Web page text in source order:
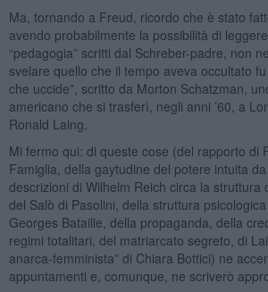
Ma, tornando a Freud, ricordo che è stato
avendo probabilmente la possibilità di
“pedagogia” scritti dal Schreber-padre, non
svelare quello che il tempo aveva occultato
che uccide”, scritto da Morton Schatzman,
americano che si trasferì, negli anni ’60, a
Ronald Laing.
Mi fermo qui: di queste cose (del rapporto di
Famiglia, della gaytudine del potere intuita
descrizioni di Wilhelm Reich circa la struttura
del Salò di Pasolini, della struttura
Georges Bataille, della propaganda, della
regimi totalitari, del matriarcato segreto, di
anarca-femminista” di Chiara Bottici) ne
appuntamenti e, comunque, ne scriverò